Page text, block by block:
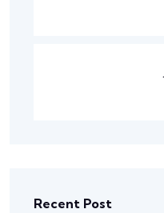
Recent Post